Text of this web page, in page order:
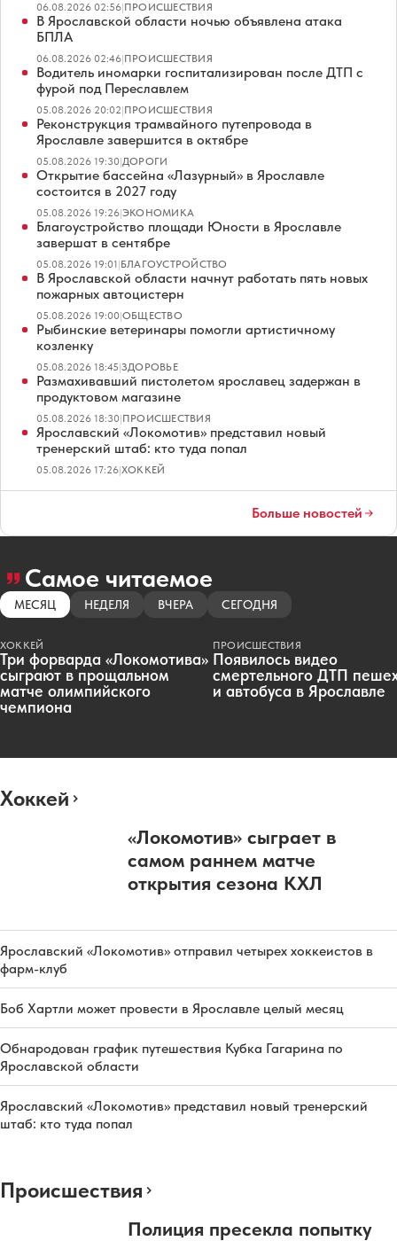
06.08.2026 02:56|ПРОИСШЕСТВИЯ
В Ярославской области ночью объявлена атака
БПЛА
06.08.2026 02:46|ПРОИСШЕСТВИЯ
Водитель иномарки госпитализирован после ДТП с
фурой под Переславлем
05.08.2026 20:02|ПРОИСШЕСТВИЯ
Реконструкция трамвайного путепровода в
Ярославле завершится в октябре
05.08.2026 19:30|ДОРОГИ
Открытие бассейна «Лазурный» в Ярославле
состоится в 2027 году
05.08.2026 19:26|ЭКОНОМИКА
Благоустройство площади Юности в Ярославле
завершат в сентябре
05.08.2026 19:01|БЛАГОУСТРОЙСТВО
В Ярославской области начнут работать пять новых
пожарных автоцистерн
05.08.2026 19:00|ОБЩЕСТВО
Рыбинские ветеринары помогли артистичному
козленку
05.08.2026 18:45|ЗДОРОВЬЕ
Размахивавший пистолетом ярославец задержан в
продуктовом магазине
05.08.2026 18:30|ПРОИСШЕСТВИЯ
Ярославский «Локомотив» представил новый
тренерский штаб: кто туда попал
05.08.2026 17:26|ХОККЕЙ
Больше новостей
Самое читаемое
МЕСЯЦ НЕДЕЛЯ ВЧЕРА СЕГОДНЯ
ХОККЕЙ
Три форварда «Локомотива»
сыграют в прощальном
матче олимпийского
чемпиона
ПРОИСШЕСТВИЯ
Появилось видео
смертельного ДТП
и автобуса в Ярославле
Хоккей
«Локомотив» сыграет в
самом раннем матче
открытия сезона КХЛ
Ярославский «Локомотив» отправил четырех хоккеистов в
фарм-клуб
Боб Хартли может провести в Ярославле целый месяц
Обнародован график путешествия Кубка Гагарина по
Ярославской области
Ярославский «Локомотив» представил новый тренерский
штаб: кто туда попал
Происшествия
Полиция пресекла попытку